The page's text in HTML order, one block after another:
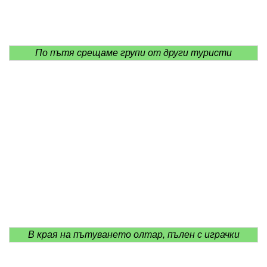
По пътя срещаме групи от други туристи
В края на пътуването олтар, пълен с играчки